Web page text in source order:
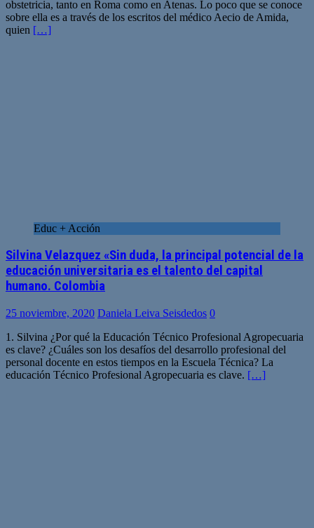
obstetricia, tanto en Roma como en Atenas. Lo poco que se conoce
sobre ella es a través de los escritos del médico Aecio de Amida,
quien […]
Educ + Acción
Silvina Velazquez «Sin duda, la principal potencial de la
educación universitaria es el talento del capital
humano. Colombia
25 noviembre, 2020 Daniela Leiva Seisdedos 0
1. Silvina ¿Por qué la Educación Técnico Profesional Agropecuaria
es clave? ¿Cuáles son los desafíos del desarrollo profesional del
personal docente en estos tiempos en la Escuela Técnica? La
educación Técnico Profesional Agropecuaria es clave. […]